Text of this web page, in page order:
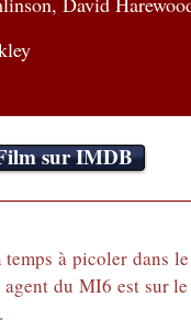
sur IMDB
à picoler dans
du MI6 est sur